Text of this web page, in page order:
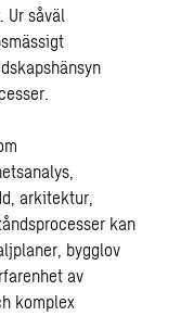
såväl
arkitektur,
kan
bygglov
av
komplex